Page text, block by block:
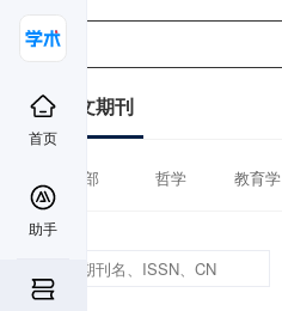
首页
助手
中文期刊
全部 哲学 教育学